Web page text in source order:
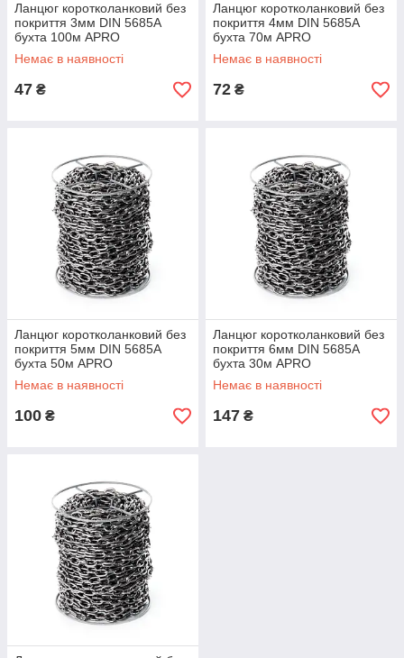
Ланцюг коротколанковий без
покриття 3мм DIN 5685А
бухта 100м APRO
Немає в наявності
47 ₴
Ланцюг коротколанковий без
покриття 4мм DIN 5685А
бухта 70м APRO
Немає в наявності
72 ₴
Ланцюг коротколанковий без
покриття 5мм DIN 5685А
бухта 50м APRO
Немає в наявності
100 ₴
Ланцюг коротколанковий без
покриття 6мм DIN 5685А
бухта 30м APRO
Немає в наявності
147 ₴